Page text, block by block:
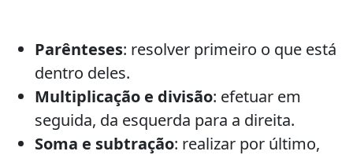
Parênteses: resolver primeiro o que está
dentro deles.
Multiplicação e divisão: efetuar em
seguida, da esquerda para a direita.
Soma e subtração: realizar por último,